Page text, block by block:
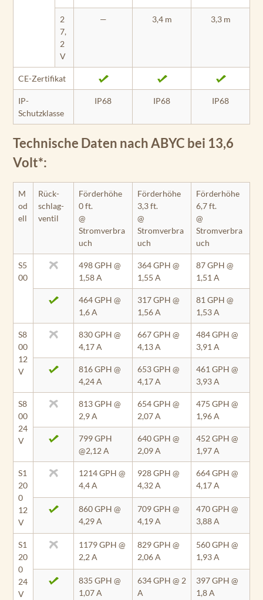
2
7,
2
V
— 3,4 m 3,3 m
CE-Zertifikat
IP-
Schutzklasse
IP68 IP68 IP68
Technische Daten nach ABYC bei 13,6
Volt*:
M
od
ell
Rück­
schlag­
ventil
Förderhöhe
0 ft.
@
Stromverbra
uch
Förderhöhe
3,3 ft.
@
Stromverbra
uch
Förderhöhe
6,7 ft.
@
Stromverbra
uch
S5
00
498 GPH @
1,58 A
364 GPH @
1,55 A
87 GPH @
1,51 A
464 GPH @
1,6 A
317 GPH @
1,56 A
81 GPH @
1,53 A
S8
00
12
V
830 GPH @
4,17 A
667 GPH @
4,13 A
484 GPH @
3,91 A
816 GPH @
4,24 A
653 GPH @
4,17 A
461 GPH @
3,93 A
S8
00
24
V
813 GPH @
2,9 A
654 GPH @
2,07 A
475 GPH @
1,96 A
799 GPH
@2,12 A
640 GPH @
2,09 A
452 GPH @
1,97 A
S1
20
0
12
V
1214 GPH @
4,4 A
928 GPH @
4,32 A
664 GPH @
4,17 A
860 GPH @
4,29 A
709 GPH @
4,19 A
470 GPH @
3,88 A
S1
20
0
24
V
1179 GPH @
2,2 A
829 GPH @
2,06 A
560 GPH @
1,93 A
835 GPH @
1,07 A
634 GPH @ 2
A
397 GPH @
1,8 A